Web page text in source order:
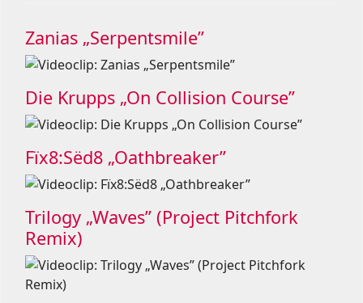
Zanias „Serpentsmile”
Die Krupps „On Collision Course”
Fïx8:Sëd8 „Oathbreaker”
Trilogy „Waves” (Project Pitchfork
Remix)